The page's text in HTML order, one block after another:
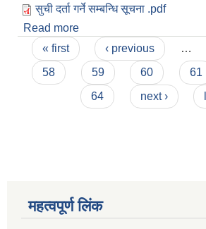
सुची दर्ता गर्ने सम्बन्धि सूचना .pdf
Read more
Pages
« first ‹ previous …
58
59 60 61
64
next ›
महत्वपूर्ण लिंक